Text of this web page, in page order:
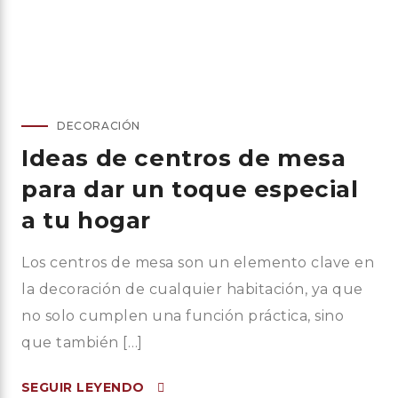
DECORACIÓN
Ideas de centros de mesa
para dar un toque especial
a tu hogar
Los centros de mesa son un elemento clave en
la decoración de cualquier habitación, ya que
no solo cumplen una función práctica, sino
que también […]
SEGUIR LEYENDO